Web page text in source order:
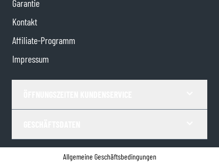
Garantie
Kontakt
Affiliate-Programm
Impressum
Allgemeine Geschäftsbedingungen